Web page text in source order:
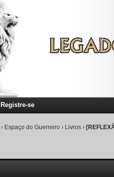
Registre-se
› Espaço do Guerreiro › Livros ›